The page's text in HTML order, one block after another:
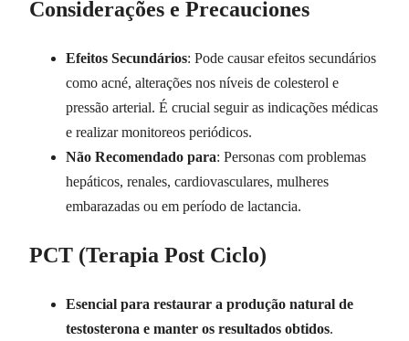
Considerações e Precauciones
Efeitos Secundários: Pode causar efeitos secundários
como acné, alterações nos níveis de colesterol e
pressão arterial. É crucial seguir as indicações médicas
e realizar monitoreos periódicos.
Não Recomendado para: Personas com problemas
hepáticos, renales, cardiovasculares, mulheres
embarazadas ou em período de lactancia.
PCT (Terapia Post Ciclo)
Esencial para restaurar a produção natural de
testosterona e manter os resultados obtidos.